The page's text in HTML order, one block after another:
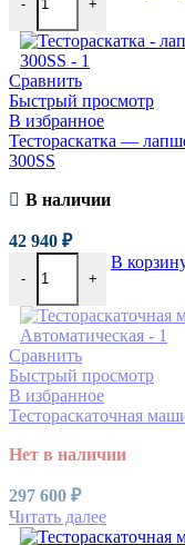
- +
Сравнить
Быстрый просмотр
В избранное
Тестораскатка —
300SS
В наличии
42 940 ₽
- +
В
Сравнить
Быстрый просмотр
В избранное
Тестораскаточная
Нет в наличии
297 600 ₽
Читать далее